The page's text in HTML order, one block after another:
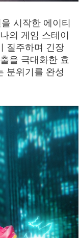
시작한 에이티
의 게임 스테이
질주하며 긴장
을 극대화한 효
분위기를 완성